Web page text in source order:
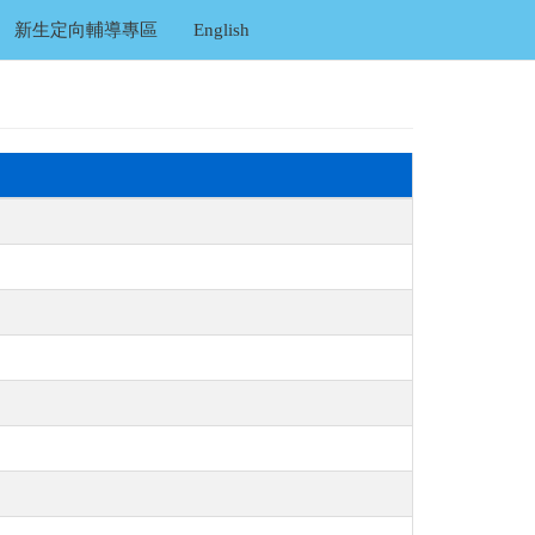
新生定向輔導專區 English